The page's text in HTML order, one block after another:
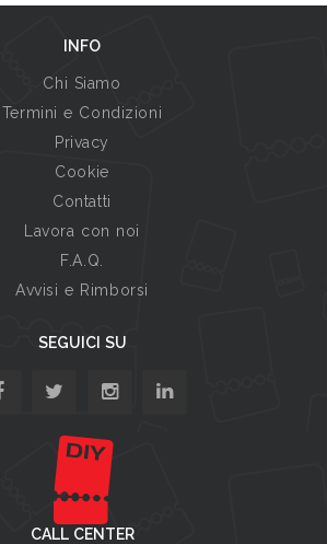
INFO
Chi Siamo
Termini e Condizioni
Privacy
Cookie
Contatti
Lavora con noi
F.A.Q.
Avvisi e Rimborsi
SEGUICI SU
CALL CENTER